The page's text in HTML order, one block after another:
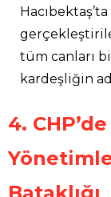
tüm canları
kardeşliğin
4.